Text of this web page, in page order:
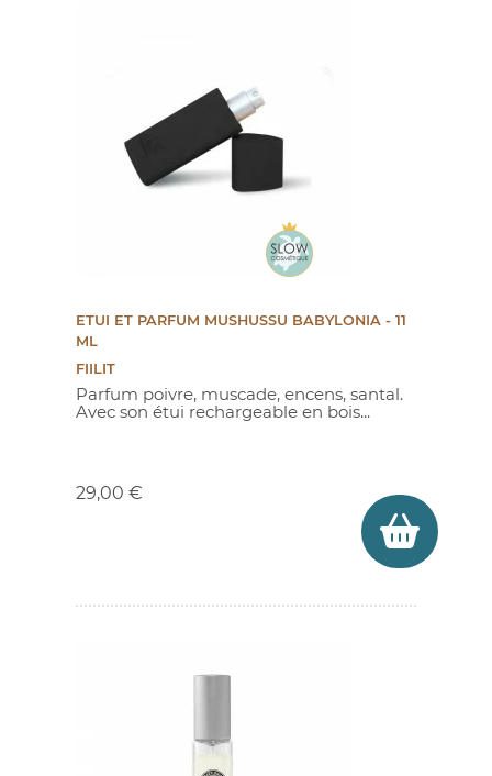
ETUI ET PARFUM MUSHUSSU BABYLONIA - 11
ML
FIILIT
Parfum poivre, muscade, encens, santal.
Avec son étui rechargeable en bois...
29,00 €